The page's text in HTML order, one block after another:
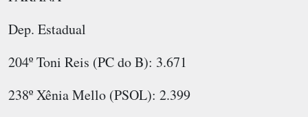
Dep. Estadual
204º Toni Reis (PC do B): 3.671
238º Xênia Mello (PSOL): 2.399